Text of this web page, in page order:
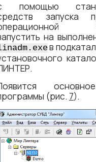
помощью
запуска
на
в
(рис. 7).